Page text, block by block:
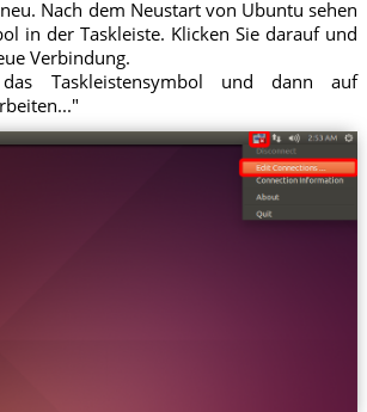
Nach dem Neustart von Ubuntu sehen
in der Taskleiste. Klicken Sie darauf und
Verbindung.
Taskleistensymbol und dann auf